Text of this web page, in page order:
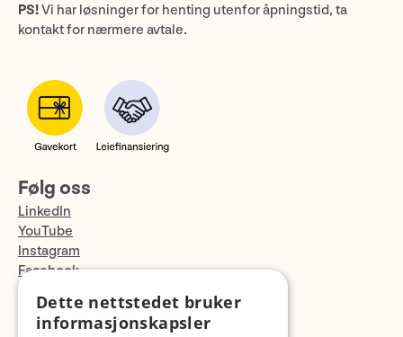
PS!Vi har løsninger for henting utenfor åpningstid, ta
kontakt for nærmere avtale.
Følg oss
LinkedIn
YouTube
Instagram
Facebook
TikTok
Fotopodden
Dette nettstedet bruker
informasjonskapsler